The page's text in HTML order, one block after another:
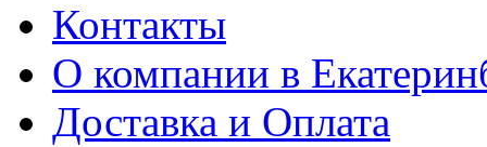
Контакты
О компании в
Доставка и Оплата